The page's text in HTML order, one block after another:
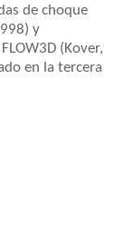
de choque
y
(Kover,
en la tercera